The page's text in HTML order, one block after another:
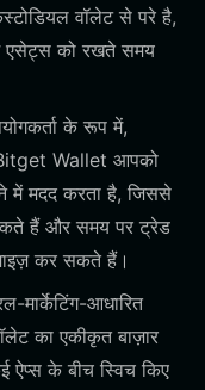
वॉलेट से परे है,
एसेट्स को रखते समय
के रूप में,
Bitget Wallet आपको
में मदद करता है, जिससे
हैं और समय पर ट्रेड
कर सकते हैं।
मार्केटिंग-आधारित
का एकीकृत बाज़ार
ऐप्स के बीच स्विच किए